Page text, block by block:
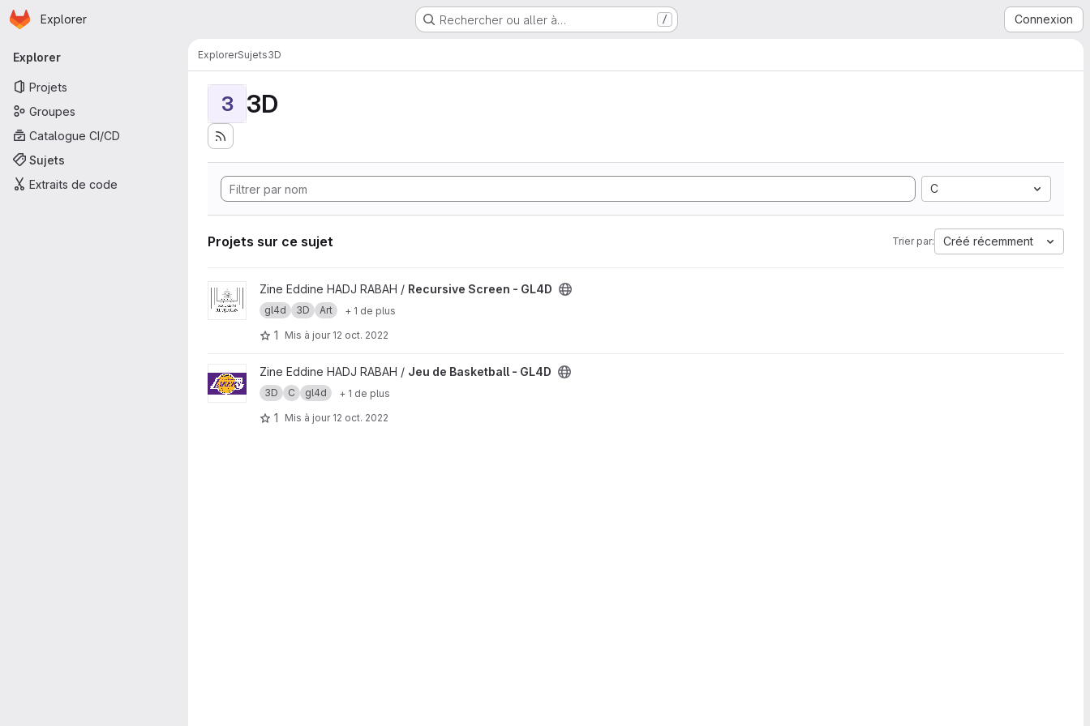
Passer au contenu principal
Page d'accueil
Explorer Rechercher ou aller à… / Connexion
Navigation principale
Explorer
Projets
Groupes
Catalogue CI/CD
Sujets
Extraits de code
ExplorerSujets3D
3 3D
C
Projets sur ce sujet Trier par: Créé récemment
Afficher le projet Recursive Screen - GL4D
Zine Eddine HADJ RABAH / Recursive Screen - GL4D
gl4d 3D Art + 1 de plus
1 Mis à jour 12 oct. 2022
Afficher le projet Jeu de Basketball - GL4D
Zine Eddine HADJ RABAH / Jeu de Basketball - GL4D
3D C gl4d + 1 de plus
1 Mis à jour 12 oct. 2022